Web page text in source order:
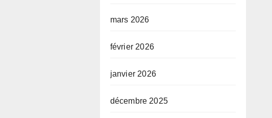
mars 2026
février 2026
janvier 2026
décembre 2025